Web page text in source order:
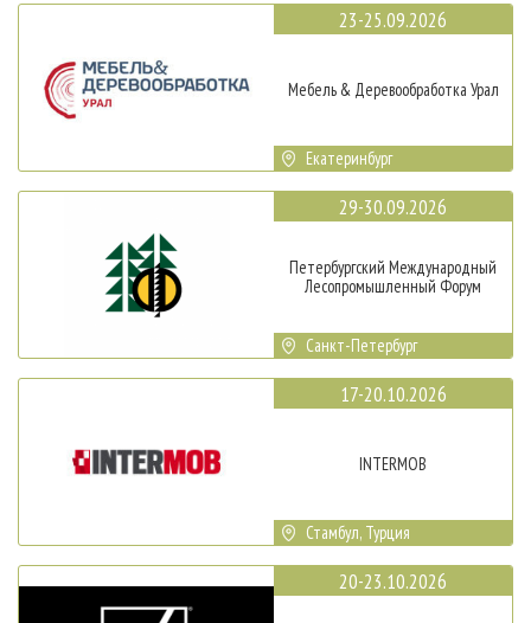
23-25.09.2026
Мебель & Деревообработка Урал
Екатеринбург
29-30.09.2026
Петербургский Международный
Лесопромышленный Форум
Санкт-Петербург
17-20.10.2026
INTERMOB
Стамбул, Турция
20-23.10.2026